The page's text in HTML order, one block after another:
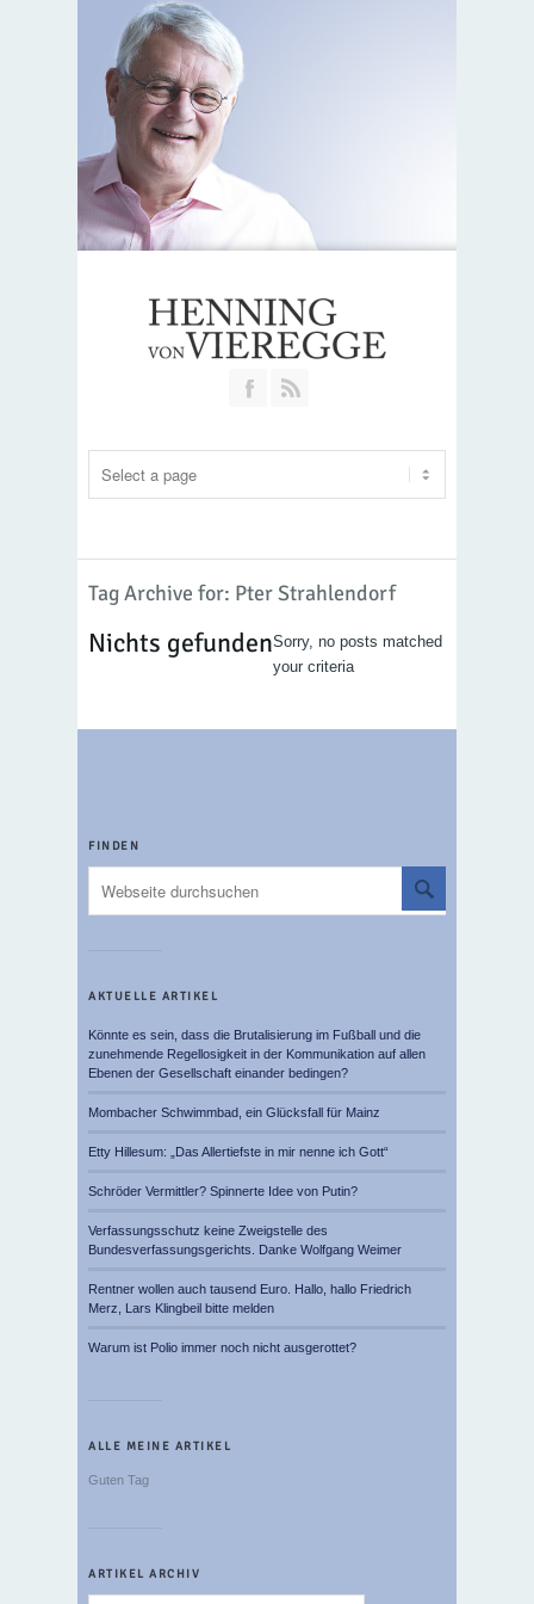
Join our Facebook Group
Tag Archive for: Pter Strahlendorf
Nichts gefundenSorry, no posts matched
your criteria
FINDEN
AKTUELLE ARTIKEL
Könnte es sein, dass die Brutalisierung im Fußball und die
zunehmende Regellosigkeit in der Kommunikation auf allen
Ebenen der Gesellschaft einander bedingen?
Mombacher Schwimmbad, ein Glücksfall für Mainz
Etty Hillesum: „Das Allertiefste in mir nenne ich Gott“
Schröder Vermittler? Spinnerte Idee von Putin?
Verfassungsschutz keine Zweigstelle des
Bundesverfassungsgerichts. Danke Wolfgang Weimer
Rentner wollen auch tausend Euro. Hallo, hallo Friedrich
Merz, Lars Klingbeil bitte melden
Warum ist Polio immer noch nicht ausgerottet?
ALLE MEINE ARTIKEL
Guten Tag
ARTIKEL ARCHIV